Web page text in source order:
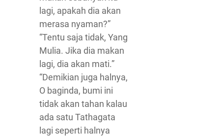
lagi, apakah dia akan
merasa nyaman?”
“Tentu saja tidak, Yang
Mulia. Jika dia makan
lagi, dia akan mati.”
“Demikian juga halnya,
O baginda, bumi ini
tidak akan tahan kalau
ada satu Tathagata
lagi seperti halnya